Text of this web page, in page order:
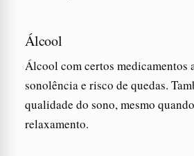
Álcool
Álcool com certos medicamentos
sonolência e risco de quedas.
qualidade do sono, mesmo
relaxamento.